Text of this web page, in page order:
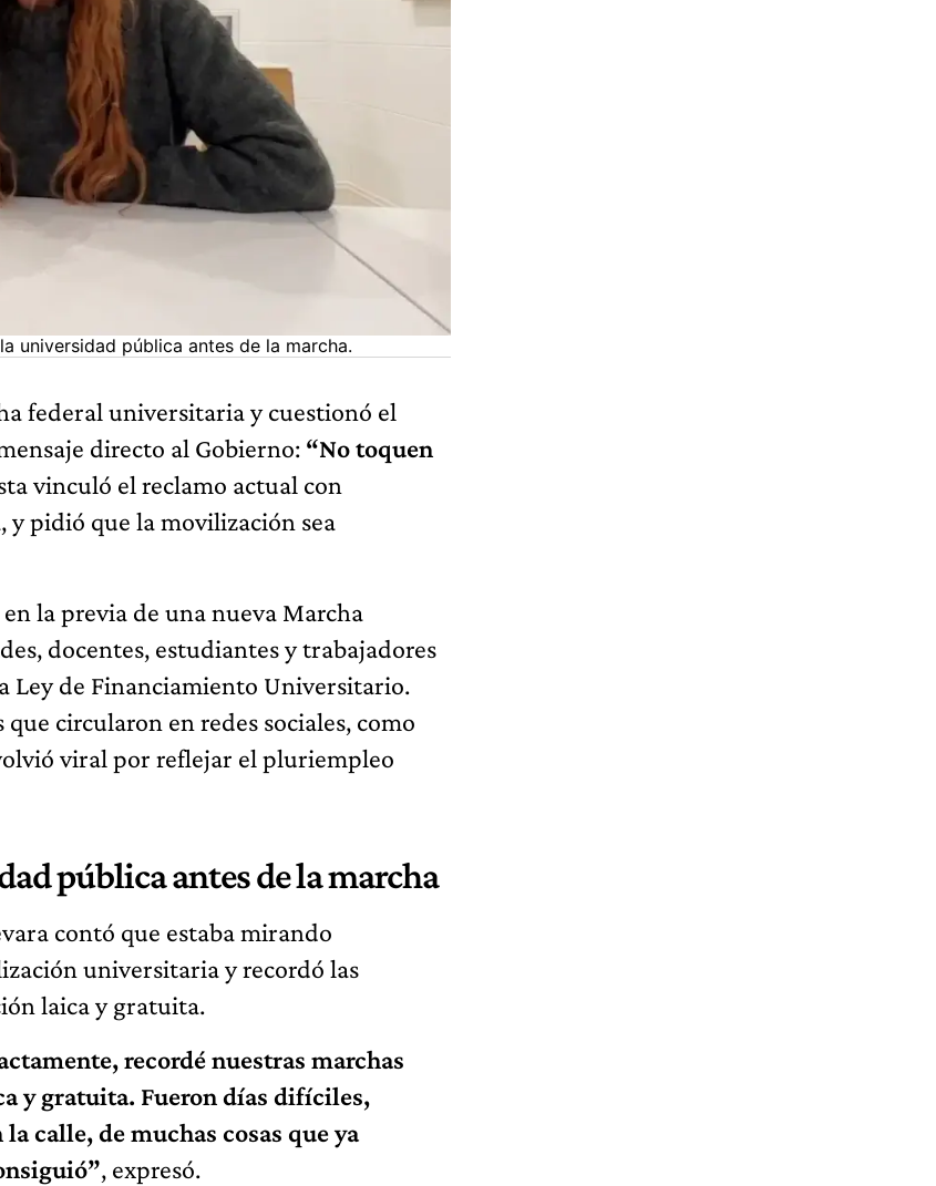
universidad pública antes de la marcha.
federal universitaria y cuestionó el
directo al Gobierno: “No toquen
vinculó el reclamo actual con
pidió que la movilización sea
la previa de una nueva Marcha
docentes, estudiantes y trabajadores
Ley de Financiamiento Universitario.
circularon en redes sociales, como
viral por reflejar el pluriempleo
pública antes de la marcha
contó que estaba mirando
universitaria y recordó las
laica y gratuita.
recordé nuestras marchas
y gratuita. Fueron días difíciles,
calle, de muchas cosas que ya
, expresó.